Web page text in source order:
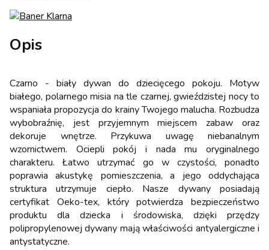
Opis
Czarno - biały dywan do dziecięcego pokoju. Motyw
białego, polarnego misia na tle czarnej, gwieździstej nocy to
wspaniała propozycja do krainy Twojego malucha. Rozbudza
wybobraźnię, jest przyjemnym miejscem zabaw oraz
dekoruje wnętrze. Przykuwa uwagę niebanalnym
wzornictwem. Ociepli pokój i nada mu oryginalnego
charakteru. Łatwo utrzymać go w czystości, ponadto
poprawia akustykę pomieszczenia, a jego oddychająca
struktura utrzymuje ciepło. Nasze dywany posiadają
certyfikat Oeko-tex, który potwierdza bezpieczeństwo
produktu dla dziecka i środowiska, dzięki przędzy
polipropylenowej dywany mają właściwości antyalergiczne i
antystatyczne.